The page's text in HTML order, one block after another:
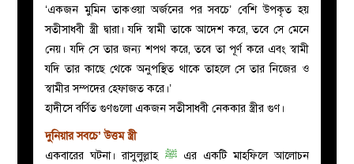
‘একজন মুমিন তাকওয়া অর্জনের পর সবচে’ বেশি উপকৃত হয়
সতীসাধবী স্ত্রী দ্বারা। যদি স্বামী তাকে আদেশ করে, তবে সে মেনে
নেয়। যদি সে তার জন্য শপথ করে, তবে তা পূর্ণ করে এবং স্বামী
যদি তার কাছে থেকে অনুপস্থিত থাকে তাহলে সে তার নিজের ও
স্বামীর সম্পদের হেফাজত করে।’
হাদীসে বর্ণিত গুণগুলো একজন সতীসাধবী নেককার স্ত্রীর গুণ।
দুনিয়ার সবচে’ উত্তম স্ত্রী
একবারের ঘটনা। রাসুলুল্লাহ ﷺএর একটি মাহফিলে আলোচন